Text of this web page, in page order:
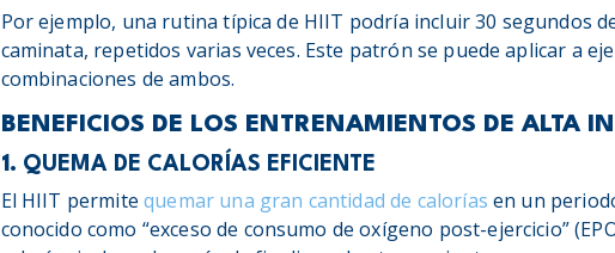
Por ejemplo, una rutina típica de HIIT podría incluir 30 segundos
caminata, repetidos varias veces. Este patrón se puede aplicar a
combinaciones de ambos.
BENEFICIOS DE LOS ENTRENAMIENTOS DE ALTA
1. QUEMA DE CALORÍAS EFICIENTE
El HIIT permitequemar una gran cantidad de calorías en un
conocido como “exceso de consumo de oxígeno post-ejercicio”